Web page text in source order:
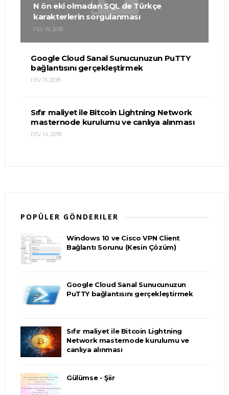
N ön eki olmadan SQL de Türkçe
karakterlerin sorgulanması
FEV 19, 2018
Google Cloud Sanal Sunucunuzun PuTTY
bağlantısını gerçekleştirmek
FEV 15, 2018
Sıfır maliyet ile Bitcoin Lightning Network
masternode kurulumu ve canlıya alınması
FEV 14, 2018
POPÜLER GÖNDERILER
Windows 10 ve Cisco VPN Client
Bağlantı Sorunu (Kesin Çözüm)
Google Cloud Sanal Sunucunuzun
PuTTY bağlantısını gerçekleştirmek
Sıfır maliyet ile Bitcoin Lightning
Network masternode kurulumu ve
canlıya alınması
Gülümse - Şiir